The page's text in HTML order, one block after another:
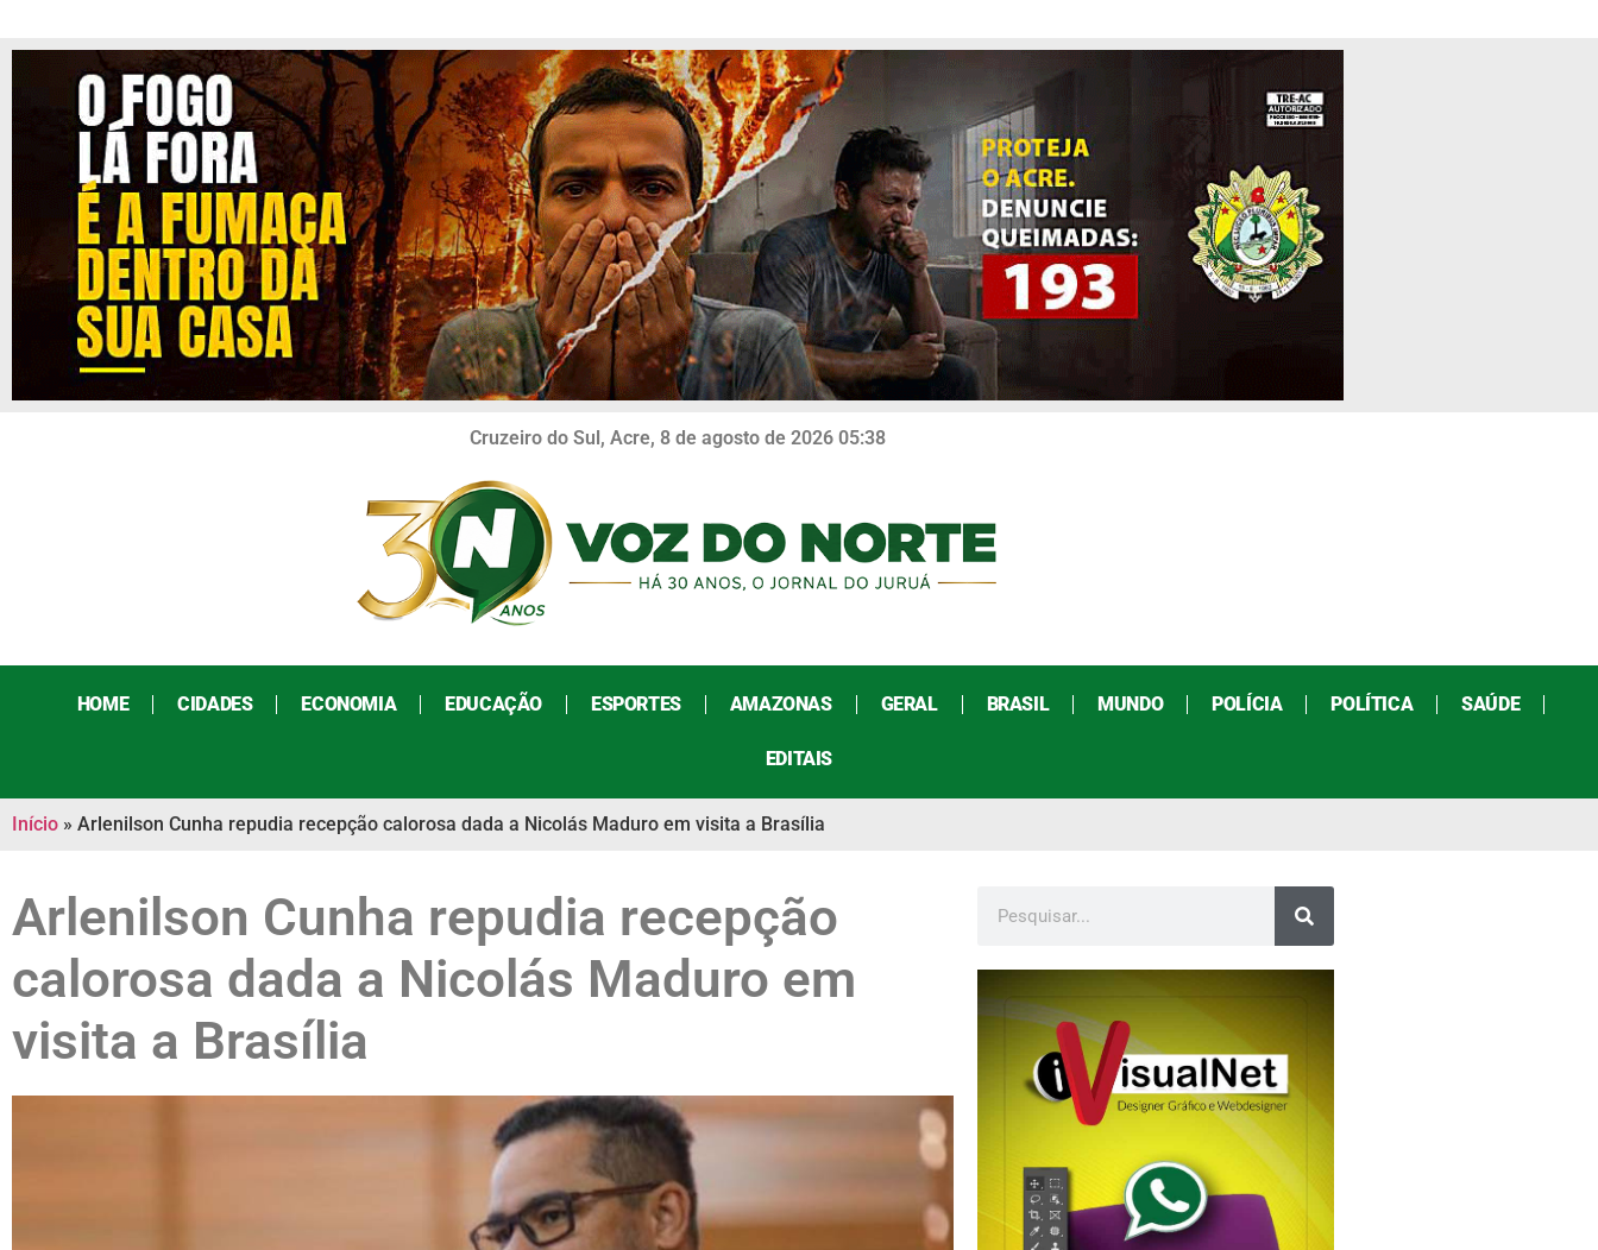
Cruzeiro do Sul, Acre, 8 de agosto de 2026 05:38
HOME CIDADES ECONOMIA EDUCAÇÃO ESPORTES AMAZONAS GERAL BRASIL MUNDO POLÍCIA POLÍTICA SAÚDE
EDITAIS
Início » Arlenilson Cunha repudia recepção calorosa dada a Nicolás Maduro em visita a Brasília
Arlenilson Cunha repudia recepção
calorosa dada a Nicolás Maduro em
visita a Brasília